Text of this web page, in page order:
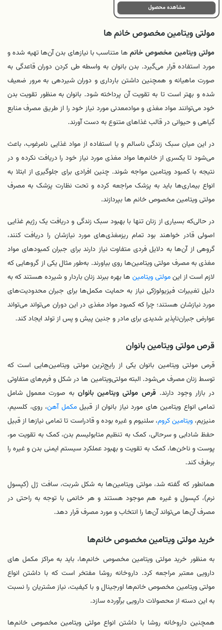
مشاهده محصول
مولتی‌ ویتامین مخصوص خانم‌ ها
مولتی‌ ویتامین مخصوص خانم‌ ها متناسب با نیازهای بدن آن‌ها تهیه شده و
مورد استفاده قرار می‌گیرد. بدن بانوان به واسطه طی‌ کردن دوران قاعدگی به
صورت ماهیانه و همچنین داشتن بارداری و دوران شیردهی به مرور ضعیف
شده و بهتر است تا به تقویت آن پرداخته شود. بانوان به منظور تقویت بدن
خود می‌توانند مواد مغذی و موادمعدنی مورد نیاز خود را از طریق مصرف منابع
گیاهی و حیوانی در قالب غذاهای متنوع به دست آورند.
در این میان سبک زندگی ناسالم و یا استفاده از مواد غذایی نامرغوب، باعث
می‌شود تا یکسری از خانم‌ها مواد مغذی مورد نیاز خود را دریافت نکرده و در
نتیجه با کمبود ویتامین مواجه شوند. چنین افرادی برای جلوگیری از ابتلا به
انواع بیماری‌ها باید به پزشک مراجعه کرده و تحت نظارت پزشک به مصرف
مولتی‌ ویتامین‌ مخصوص خانم‌ ها بپردازند.
در حالی‌که بسیاری از زنان تنها با بهبود سبک زندگی و دریافت یک رژیم غذایی
اصولی قادر خواهند بود تمام ریزمغذی‌های مورد نیازشان را دریافت کنند،
گروهی از آن‌ها به دلایل فردی متفاوت نیاز دارند برای جبران کمبودهای مواد
مغذی به مصرف مولتی ویتامین‌ها روی بیاورند. به‌طور مثال یکی از گروهایی که
لازم است از اینمولتی‌ ویتامین‌ ها بهره ببرند زنان باردار و شیرده هستند که به
دلیل تغییرات فیزیولوژکی نیاز به حمایت مکمل‌ها برای جبران محدودیت‌های
مورد نیازشان هستند؛ چرا که کمبود مواد مغذی در این دوران می‌تواند می‌تواند
عوارض جبران‌ناپذیر شدیدی برای مادر و جنین پیش و پس از تولد ایجاد کند.
قرص مولتی‌ ویتامین بانوان
قرص مولتی‌ ویتامین بانوان یکی از رایج‌ترین مولتی‌ ویتامین‌هایی است که
توسط زنان مصرف می‌شود. البته مولتی‌ویتامین ‌ها در شکل و فرم‌های متفاوتی
در بازار وجود دارند. قرص مولتی‌ ویتامین بانوان به صورت معمول شامل
تمامی انواع ویتامین‌ های مورد نیاز بانوان از قبیلمکمل آهن، روی، کلسیم،
منیزیم، ویتامین کروم، سلنیوم و غیره بوده و قادراست تا تمامی نیازها از قبیل
حفظ شادابی و سرحالی، کمک به تنظیم متابولیسم بدن، کمک به تقویت مو،
پوست و ناخن‌ها، کمک به تقویت و بهبود عملکرد سیستم ایمنی بدن و غیره را
برطرف کند.
همانطور که گفته شد، مولتی ویتامین‌ها به شکل شربت، سافت‌ ژل (کپسول
نرم)، کپسول و غیره هم موجود هستند و هر خانمی با توجه به راحتی در
مصرف آن‌ها می‌تواند آن‌ها را انتخاب و مورد مصرف قرار دهد.
خرید مولتی‌ ویتامین مخصوص خانم‌ها
به منظور خرید مولتی‌ ویتامین مخصوص خانم‌ها، باید به مراکز مکمل‌ های
دارویی معتبر مراجعه کرد. داروخانه روشا مفتخر است که با داشتن انواع
مولتی‌ ویتامین مخصوص خانم‌ها اورجینال و با کیفیت، نیاز مشتریان را نسبت
به این دسته از محصولات دارویی برآورده سازد.
همچنین داروخانه روشا با داشتن انواع مولتی‌ ویتامین مخصوص خانم‌ها